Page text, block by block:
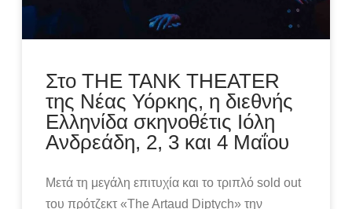
Στο THE TANK THEATER
της Νέας Υόρκης, η διεθνής
Ελληνίδα σκηνοθέτις Ιόλη
Ανδρεάδη, 2, 3 και 4 Μαΐου
Μετά τη μεγάλη επιτυχία και το τριπλό sold out
του πρότζεκτ «The Artaud Diptych» την